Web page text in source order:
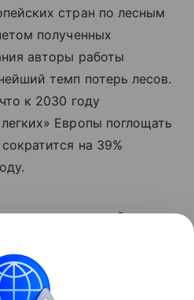
стран по лесным
полученных
авторы работы
темп потерь лесов.
к 2030 году
Европы поглощать
на 39%
, как окаменевший лес